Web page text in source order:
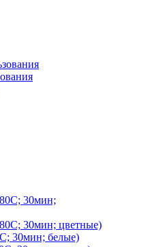
30мин;
30мин; цветные)
30мин; белые)